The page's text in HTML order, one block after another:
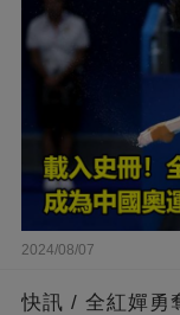
2024/08/07
快訊 / 全紅嬋勇